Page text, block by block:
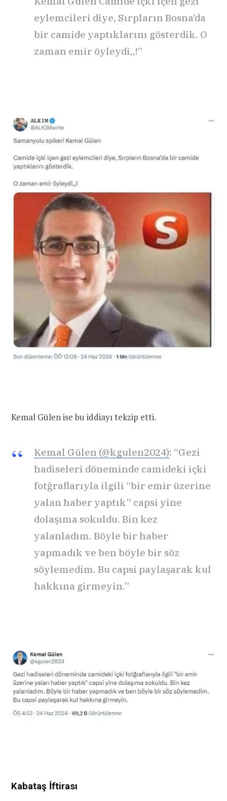
eylemcileri diye, Sırpların Bosna’da
bir camide yaptıklarını gösterdik. O
zaman emir öyleydi,,!”
Kemal Gülen ise bu iddiayı tekzip etti.
Kemal Gülen (@kgulen2024): “Gezi
hadiseleri döneminde camideki içki
fotğraflarıyla ilgili “bir emir üzerine
yalan haber yaptık” capsi yine
dolaşıma sokuldu. Bin kez
yalanladım. Böyle bir haber
yapmadık ve ben böyle bir söz
söylemedim. Bu capsi paylaşarak kul
hakkına girmeyin.”
Kabataş İftirası